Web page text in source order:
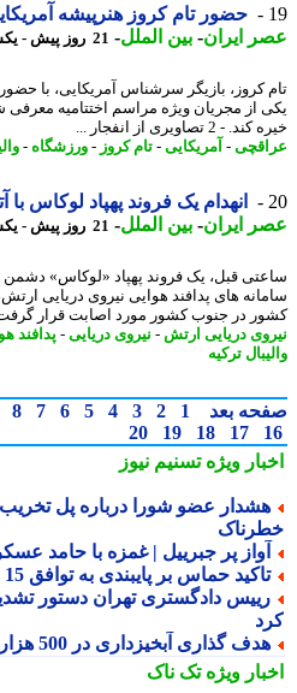
حضور تام کروز هنرپیشه آمریکایی
ایران- بین الملل-21 روز پیش - یکشنبه 28 تیر 1405، 22:10
کروز، بازیگر سرشناس آمریکایی، با حضور در
از مجریان ویژه مراسم اختتامیه معرفی شد
2 تصاویری از انفجار ...
-آمریکایی-تام کروز- ورزشگاه-والیبال
انهدام یک فروند پهپاد لوکاس با
ایران- بین الملل-21 روز پیش - یکشنبه 28 تیر 1405، 21:15
قبل، یک فروند پهپاد «لوکاس» دشمن
های پدافند هوایی نیروی دریایی ارتش،
در جنوب کشور مورد اصابت قرار گرفت و
دریایی ارتش -نیروی دریایی -پدافند هوایی-
ترکیه
بعد 1
2
3
4
5
6
7
8
9
17
18
19
20
ویژهتسنیم نیوز
عضو شورا درباره پل تخریب
پر جبرییل | غمزه با حامد عسکری
حماس بر پایبندی به توافق 15 ماده ای قاهره
دادگستری تهران دستور تشدید
گذاری آبخیزداری در 500 هزار هکتار از اراضی کشور
ویژهتک ناک